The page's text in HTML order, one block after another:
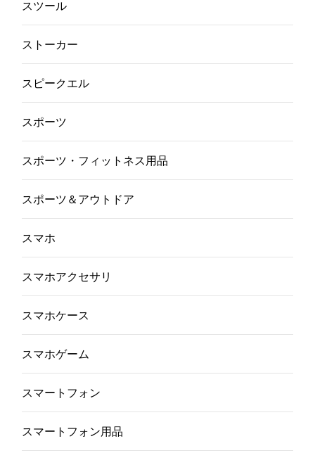
スツール
ストーカー
スピークエル
スポーツ
スポーツ・フィットネス用品
スポーツ＆アウトドア
スマホ
スマホアクセサリ
スマホケース
スマホゲーム
スマートフォン
スマートフォン用品